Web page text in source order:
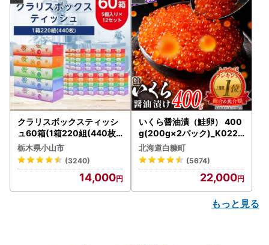
クラリスボックスティッシ
ュ60箱(1箱220組(440枚))
(5個入り×12セット)【配送
不可地域：離島・沖縄県】
【1256759】
栃木県小山市
(3240)
14,000
いくら醤油漬（鮭卵） 400
g(200g×2パック)_K022-
1676
北海道白糠町
(5674)
22,000
もっと見る